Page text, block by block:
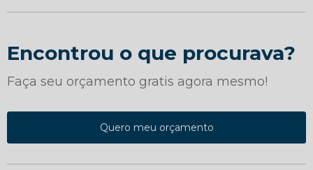
Encontrou o que procurava?
Faça seu orçamento gratis agora mesmo!
Quero meu orçamento